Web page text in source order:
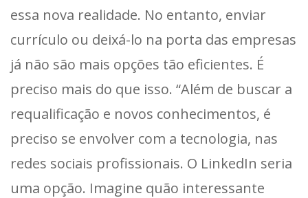
essa nova realidade. No entanto, enviar
currículo ou deixá-lo na porta das empresas
já não são mais opções tão eficientes. É
preciso mais do que isso. “Além de buscar a
requalificação e novos conhecimentos, é
preciso se envolver com a tecnologia, nas
redes sociais profissionais. O LinkedIn seria
uma opção. Imagine quão interessante